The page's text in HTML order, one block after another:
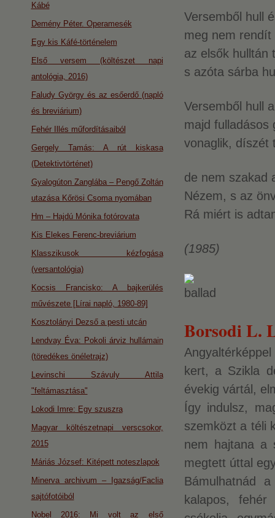
Versemből hull
meg nem
az elsők hulltán
s azóta sárba
Versemből hull
majd fulladásos
vonaglik, díszét
de nem szakad
Nézem, s az
Rá miért is
(1985)
Borsodi L.
kert, a Szikla
évekig vártál,
Így indulsz,
szemközt a téli
nem hajtana a
megtett úttal
Bámulhatnád
kalapos,
Kábé
Demény Péter. Operamesék
Egy kis Káfé-történelem
Első versem (költészet napi
antológia, 2016)
Faludy György és az esőerdő (napló
és breviárium)
Fehér Illés műfordításaiból
Gergely Tamás: A rút kiskasa
(Detektivtörténet)
Gyalogúton Zanglába – Pengő Zoltán
utazása Kőrösi Csoma nyomában
Hm – Hajdú Mónika fotórovata
Kis Elekes Ferenc-breviárium
Klasszikusok kézfogása
(versantológia)
Kocsis Francisko: A bajkerülés
művészete [Lírai napló, 1980-89]
Kosztolányi Dezső a pesti utcán
Lendvay Éva: Pokoli árviz hullámain
(töredékes önéletrajz)
Levinschi Szávuly Attila
"feltámasztása"
Lokodi Imre: Egy szuszra
Magyar költészetnapi verscsokor,
2015
Máriás József: Kitépett noteszlapok
Minerva archivum – Igazság/Faclia
sajtófotóiból
Nobel 2016: Mi volt az első